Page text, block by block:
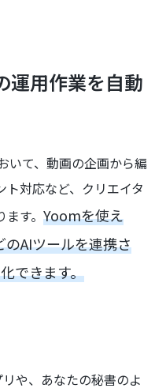
運用作業を自動
いて、動画の企画から編
対応など、クリエイタ
ます。Yoomを使え
AIツールを連携さ
できます。
や、あなたの秘書のよ